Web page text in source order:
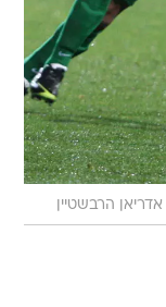
אדריאן הרבשטיין